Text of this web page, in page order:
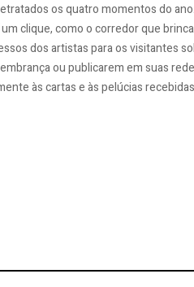
os quatro momentos do
clique, como o corredor que
dos artistas para os visitantes
ou publicarem em suas
às cartas e às pelúcias